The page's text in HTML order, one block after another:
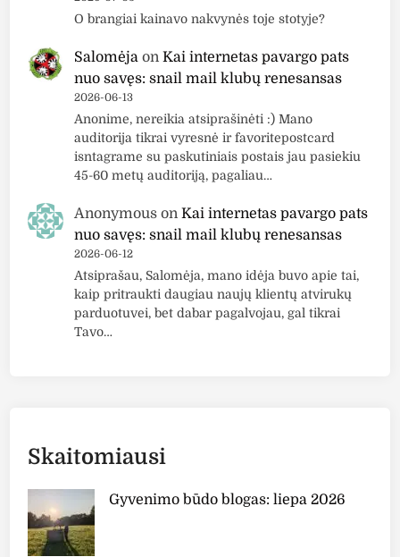
O brangiai kainavo nakvynės toje stotyje?
Salomėja onKai internetas pavargo pats
nuo savęs: snail mail klubų renesansas
2026-06-13
Anonime, nereikia atsiprašinėti :) Mano
auditorija tikrai vyresnė ir favoritepostcard
isntagrame su paskutiniais postais jau pasiekiu
45-60 metų auditoriją, pagaliau…
Anonymous onKai internetas pavargo pats
nuo savęs: snail mail klubų renesansas
2026-06-12
Atsiprašau, Salomėja, mano idėja buvo apie tai,
kaip pritraukti daugiau naujų klientų atvirukų
parduotuvei, bet dabar pagalvojau, gal tikrai
Tavo…
Skaitomiausi
Gyvenimo būdo blogas: liepa 2026